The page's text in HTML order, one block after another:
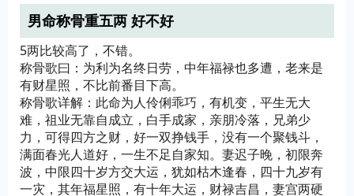
男命称骨重五两 好不好
5两比较高了，不错。
称骨歌曰：为利为名终日劳，中年福禄也多遭，老来是
有财星照，不比前番目下高。
称骨歌详解：此命为人伶俐乖巧，有机变，平生无大
难，祖业无靠自成立，白手成家，亲朋冷落，兄弟少
力，可得四方之财，好一双挣钱手，没有一个聚钱斗，
满面春光人道好，一生不足自家知。妻迟子晚，初限奔
波，中限四十岁方交大运，犹如枯木逢春，四十九岁有
一灾，其年福星照，有十年大运，财禄吉昌，妻宫两硬